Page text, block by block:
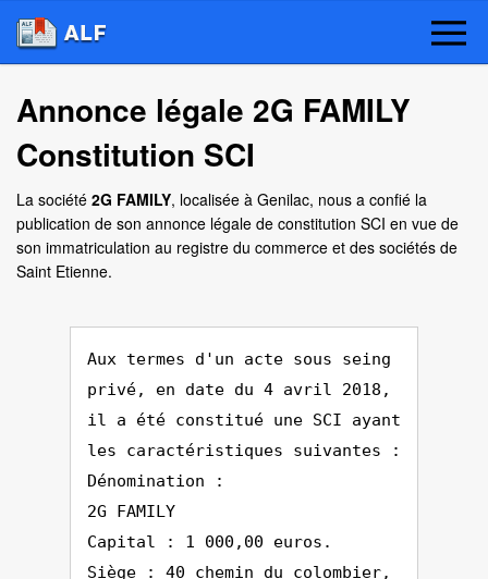
Annonce légale 2G FAMILY
Constitution SCI
La société 2G FAMILY, localisée à Genilac, nous a confié la
publication de son annonce légale de constitution SCI en vue de
son immatriculation au registre du commerce et des sociétés de
Saint Etienne.
Aux termes d'un acte sous seing
privé, en date du 4 avril 2018,
il a été constitué une SCI ayant
les caractéristiques suivantes :
Dénomination :
2G FAMILY
Capital : 1 000,00 euros.
Siège : 40 chemin du colombier,